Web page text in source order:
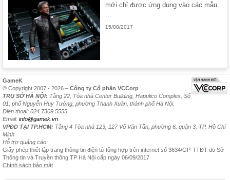
mới chỉ được ứng dụng vào các mẫu
15/08/2017
GameK
© Copyright 2007 - 2026 – Công ty Cổ phần VCCorp
TRỤ SỞ HÀ NỘI: Tầng 22, Tòa nhà Center Building, Hapulico Complex, Số
01, phố Nguyễn Huy Tưởng, phường Thanh Xuân, thành phố Hà Nội.
Điện thoại: 024 7309 5555.
Email: info@gamek.vn
VPĐD TẠI TP.HCM: Tầng 4 Tòa nhà 123, 127 Võ Văn Tần, phường 6, quận 3, TP. Hồ Chí
Minh
Hỗ trợ quảng cáo:
Giấy phép thiết lập trang thông tin điện tử tổng hợp trên internet số 3634/GP-TTĐT do Sở
Thông tin và Truyền thông TP Hà Nội cấp ngày 06/09/2017
Chính sách bảo mật